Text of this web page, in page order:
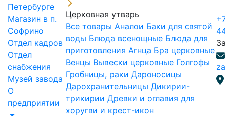
Петербурге
Магазин в п.
Софрино
Отдел кадров
Отдел
снабжения
Музей завода
О
предприятии
Церковная утварь
Все товары Аналои Баки для святой
воды Блюда всенощные Блюда для
приготовления Агнца Бра церковные
Венцы Вывески церковные Голгофы
Гробницы, раки Дароносицы
Дарохранительницы Дикирии-
трикирии Древки и оглавия для
хоругви и крест-икон